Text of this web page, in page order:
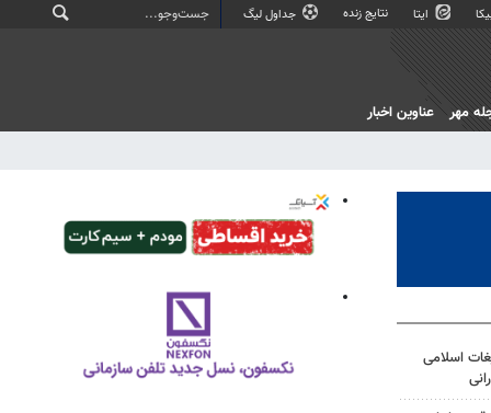
ایتا نتایج زنده جداول لیگ
مهر عناوین اخبار
اسلامی